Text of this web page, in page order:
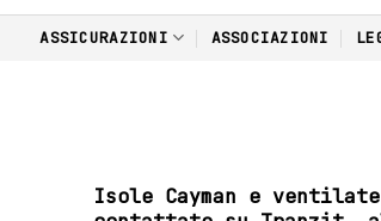
ASSICURAZIONI ASSOCIAZIONI
Isole Cayman e